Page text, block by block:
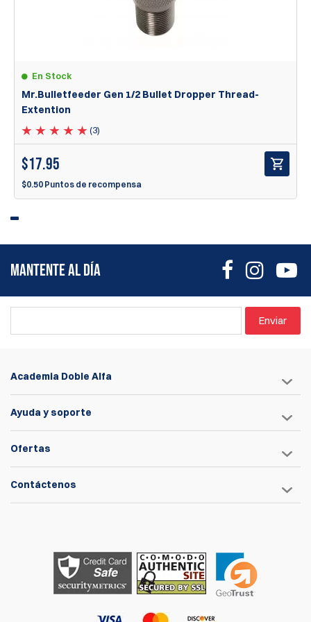
En Stock
Mr.Bulletfeeder Gen 1/2 Bullet Dropper Thread-
Extention
(3)
$17.95
$0.50 Puntos de recompensa
MANTENTE AL DÍA
Enviar
Academia Doble Alfa
Ayuda y soporte
Ofertas
Contáctenos